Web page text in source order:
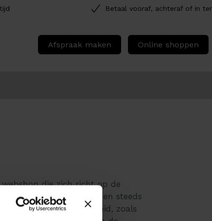
Betaal vooraf, achteraf of in
Afspraak maken Online shoppen
die zich richt op de
zitballen. Zitballen worden steeds
voor de gezondheid, zoals